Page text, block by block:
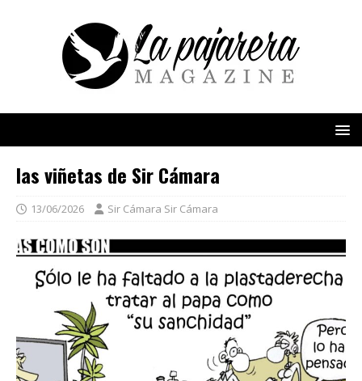
las viñetas de Sir Cámara
13/06/2026 Sir Cámara Sir Cámara